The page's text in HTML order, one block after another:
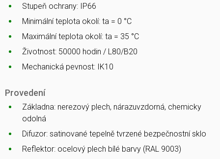
Stupeň ochrany: IP66
Minimální teplota okolí: ta = 0 °C
Maximální teplota okolí: ta = 35 °C
Životnost: 50000 hodin / L80/B20
Mechanická pevnost: IK10
Provedení
Základna: nerezový plech, nárazuvzdorná, chemicky
odolná
Difuzor: satinované tepelně tvrzené bezpečnostní sklo
Reflektor: ocelový plech bílé barvy (RAL 9003)